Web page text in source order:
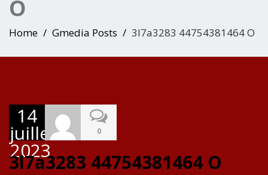
O
Home Gmedia Posts 3l7a3283 44754381464 O
14
juillet
2023
0
3l7a3283 44754381464 O